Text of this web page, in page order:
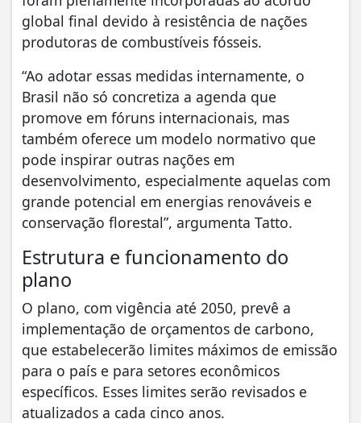
global final devido à resistência de nações
produtoras de combustíveis fósseis.
“Ao adotar essas medidas internamente, o
Brasil não só concretiza a agenda que
promove em fóruns internacionais, mas
também oferece um modelo normativo que
pode inspirar outras nações em
desenvolvimento, especialmente aquelas com
grande potencial em energias renováveis e
conservação florestal”, argumenta Tatto.
Estrutura e funcionamento do
plano
O plano, com vigência até 2050, prevê a
implementação de orçamentos de carbono,
que estabelecerão limites máximos de emissão
para o país e para setores econômicos
específicos. Esses limites serão revisados e
atualizados a cada cinco anos.